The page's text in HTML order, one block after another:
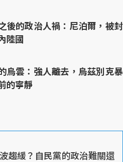
後的政治人禍：尼泊爾，被封
陸國
烏雲：強人離去，烏茲別克暴
的寧靜
趨緩？自民黨的政治難關還